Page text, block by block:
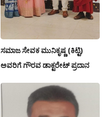
ಸಮಾಜ ಸೇವಕ ಮುನಿಕೃಷ್ಣ (ಕಿಟ್ಟಿ)
ಅವರಿಗೆ ಗೌರವ ಡಾಕ್ಟರೇಟ್ ಪ್ರದಾನ